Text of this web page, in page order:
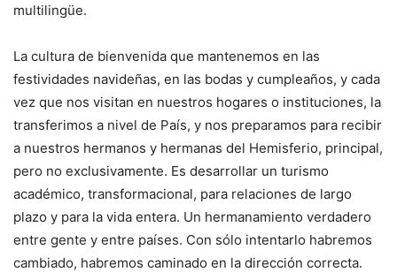
multilingüe.
La cultura de bienvenida que mantenemos en las
festividades navideñas, en las bodas y cumpleaños, y cada
vez que nos visitan en nuestros hogares o instituciones, la
transferimos a nivel de País, y nos preparamos para recibir
a nuestros hermanos y hermanas del Hemisferio, principal,
pero no exclusivamente. Es desarrollar un turismo
académico, transformacional, para relaciones de largo
plazo y para la vida entera. Un hermanamiento verdadero
entre gente y entre países. Con sólo intentarlo habremos
cambiado, habremos caminado en la dirección correcta.